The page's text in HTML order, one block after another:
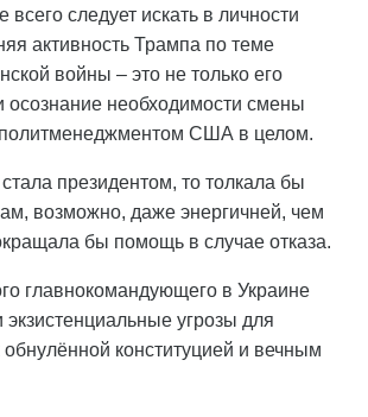
следует искать в личности
активность Трампа по теме
войны – это не только его
осознание необходимости смены
политменеджментом США в целом.
президентом, то толкала бы
возможно, даже энергичней, чем
бы помощь в случае отказа.
главнокомандующего в Украине
экзистенциальные угрозы для
конституцией и вечным